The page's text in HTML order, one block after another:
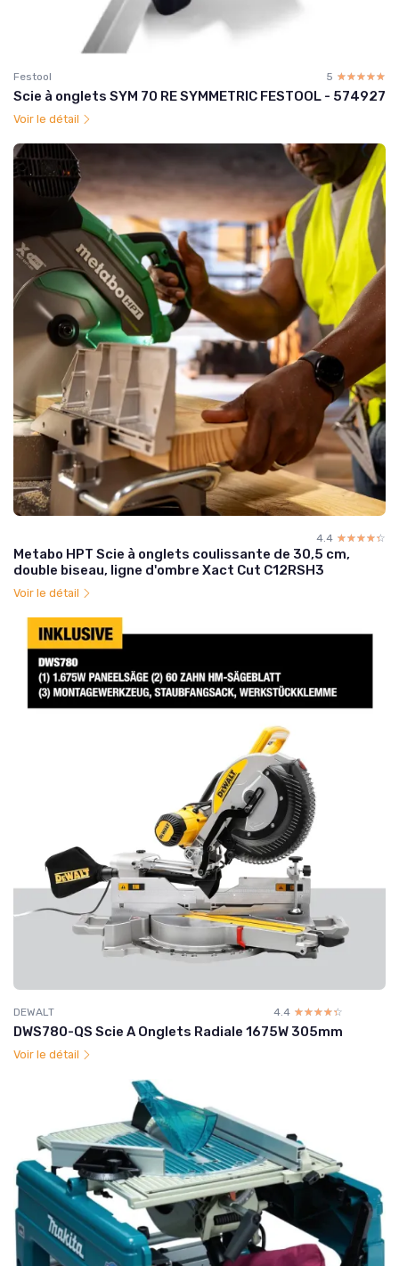
Festool 5 ☆☆☆☆☆
★★★★★
Scie à onglets SYM 70 RE SYMMETRIC FESTOOL - 574927
Voir le détail
4.4 ☆☆☆☆☆
★★★★★
Metabo HPT Scie à onglets coulissante de 30,5 cm,
double biseau, ligne d'ombre Xact Cut C12RSH3
Voir le détail
DEWALT 4.4 ☆☆☆☆☆
★★★★★
DWS780-QS Scie A Onglets Radiale 1675W 305mm
Voir le détail